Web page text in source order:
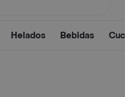
Helados Bebidas